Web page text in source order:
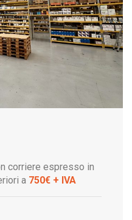
corriere espresso in
a 750€ + IVA